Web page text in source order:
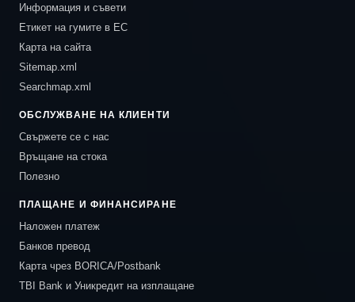
Информация и съвети
Етикет на гумите в ЕС
Карта на сайта
Sitemap.xml
Searchmap.xml
ОБСЛУЖВАНЕ НА КЛИЕНТИ
Свържете се с нас
Връщане на стока
Полезно
ПЛАЩАНЕ И ФИНАНСИРАНЕ
Наложен платеж
Банков превод
Карта чрез BORICA/Postbank
TBI Bank и Уникредит на изплащане